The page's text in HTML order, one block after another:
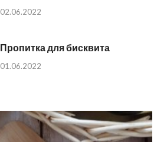
02.06.2022
Пропитка для бисквита
01.06.2022